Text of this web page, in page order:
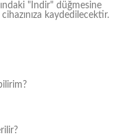
"İndir" düğmesine
kaydedilecektir.